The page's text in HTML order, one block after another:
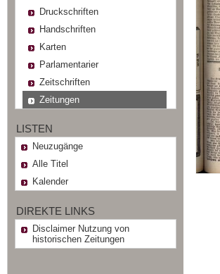
Druckschriften
Handschriften
Karten
Parlamentarier
Zeitschriften
Zeitungen
LISTEN
Neuzugänge
Alle Titel
Kalender
DIREKTE LINKS
Disclaimer Nutzung von
historischen Zeitungen